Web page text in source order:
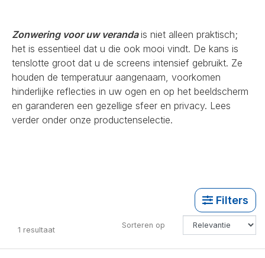
Zonwering voor uw verandais niet alleen praktisch;
het is essentieel dat u die ook mooi vindt. De kans is
tenslotte groot dat u de screens intensief gebruikt. Ze
houden de temperatuur aangenaam, voorkomen
hinderlijke reflecties in uw ogen en op het beeldscherm
en garanderen een gezellige sfeer en privacy. Lees
verder onder onze productenselectie.
Filters
1 resultaat Sorteren op